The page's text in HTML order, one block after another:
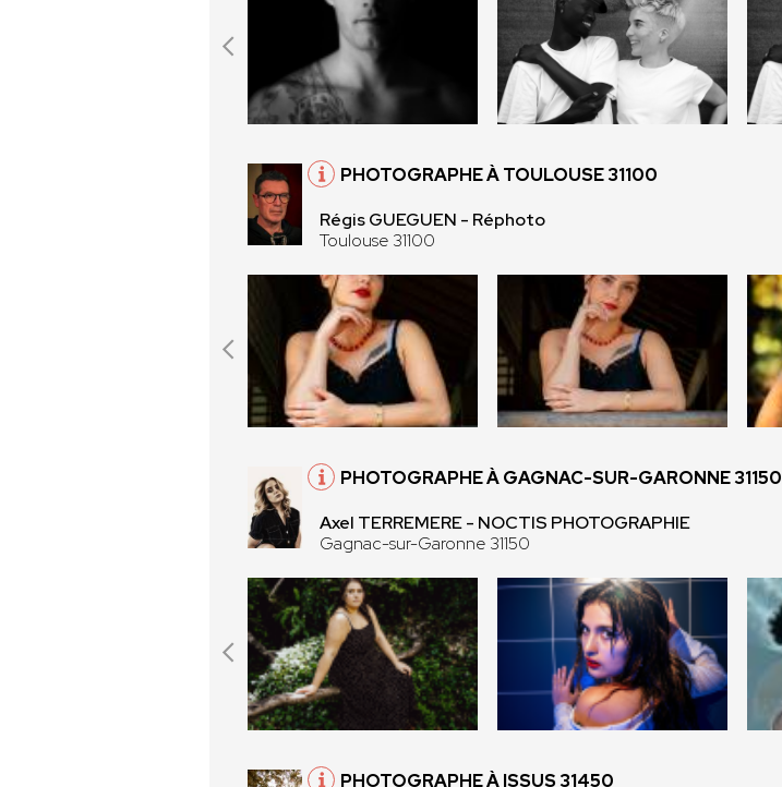
PHOTOGRAPHE À TOULOUSE 31100
Régis GUEGUEN - Réphoto
Toulouse 31100
PHOTOGRAPHE À GAGNAC-SUR-GARONNE 31150
Axel TERREMERE - NOCTIS PHOTOGRAPHIE
Gagnac-sur-Garonne 31150
PHOTOGRAPHE À ISSUS 31450